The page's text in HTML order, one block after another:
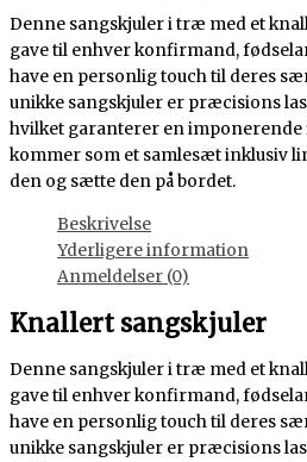
Denne sangskjuler i træ med et
gave til enhver konfirmand,
have en personlig touch til deres
unikke sangskjuler er præcisions
hvilket garanterer en imponerende
kommer som et samlesæt inklusiv
den og sætte den på bordet.
Beskrivelse
Yderligere information
Anmeldelser (0)
Knallert sangskjuler
Denne sangskjuler i træ med et
gave til enhver konfirmand,
have en personlig touch til deres
unikke sangskjuler er præcisions